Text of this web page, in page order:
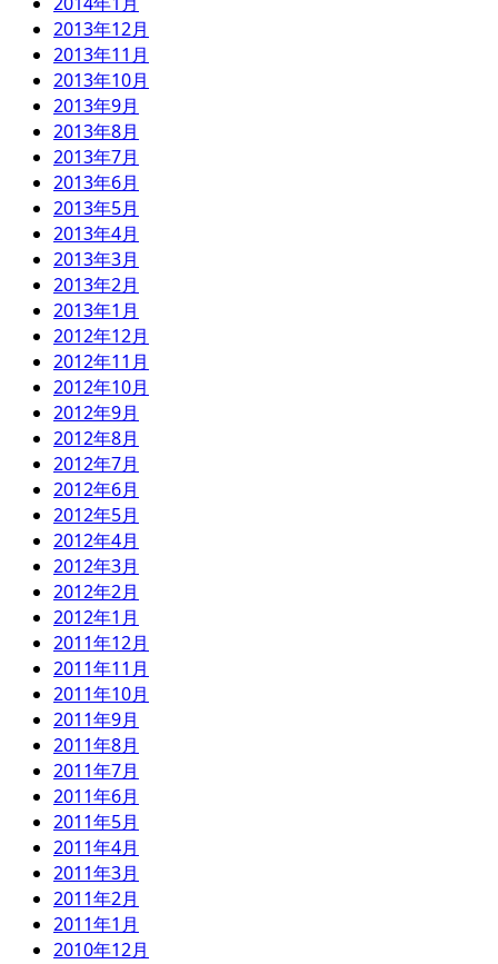
2013年12月
2013年11月
2013年10月
2013年9月
2013年8月
2013年7月
2013年6月
2013年5月
2013年4月
2013年3月
2013年2月
2013年1月
2012年12月
2012年11月
2012年10月
2012年9月
2012年8月
2012年7月
2012年6月
2012年5月
2012年4月
2012年3月
2012年2月
2012年1月
2011年12月
2011年11月
2011年10月
2011年9月
2011年8月
2011年7月
2011年6月
2011年5月
2011年4月
2011年3月
2011年2月
2011年1月
2010年12月